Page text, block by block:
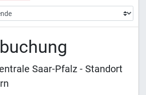
Saar-Pfalz - Standort